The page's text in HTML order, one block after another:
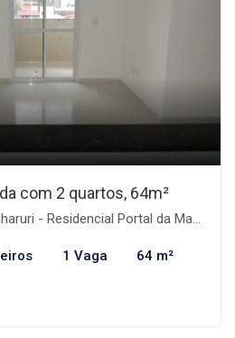
com 2 quartos, 64m²
Portal da Mantiqueira, Taubaté-SP
1 Vaga 64 m²